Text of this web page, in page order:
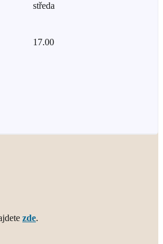
středa
17.00
zde.